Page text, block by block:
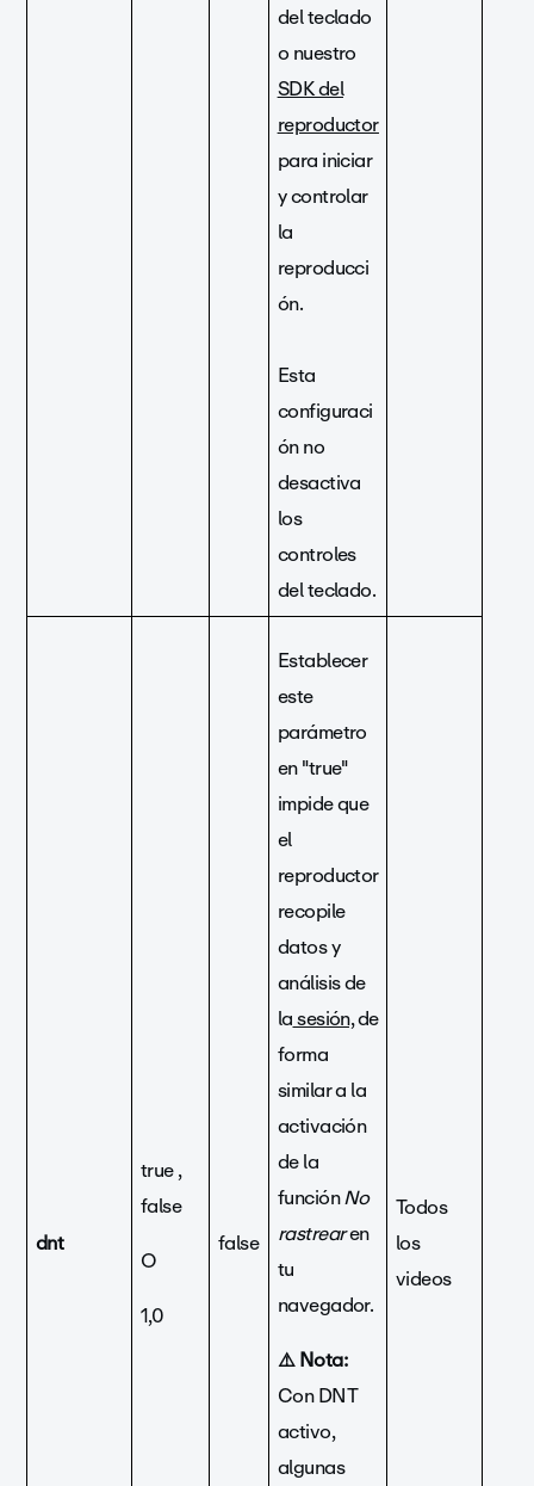
del teclado
o nuestro
SDK del
reproductor
para iniciar
y controlar
la
reproducci
ón.
Esta
configuraci
ón no
desactiva
los
controles
del teclado.
dnt
true ,
false
O
1,0
false
Establecer
este
parámetro
en "true"
impide que
el
reproductor
recopile
datos y
análisis de
lasesión,de
forma
similar a la
activación
de la
funciónNo
rastrearen
tu
navegador.
⚠️ Nota:
Con DNT
activo,
algunas
Todos
los
videos